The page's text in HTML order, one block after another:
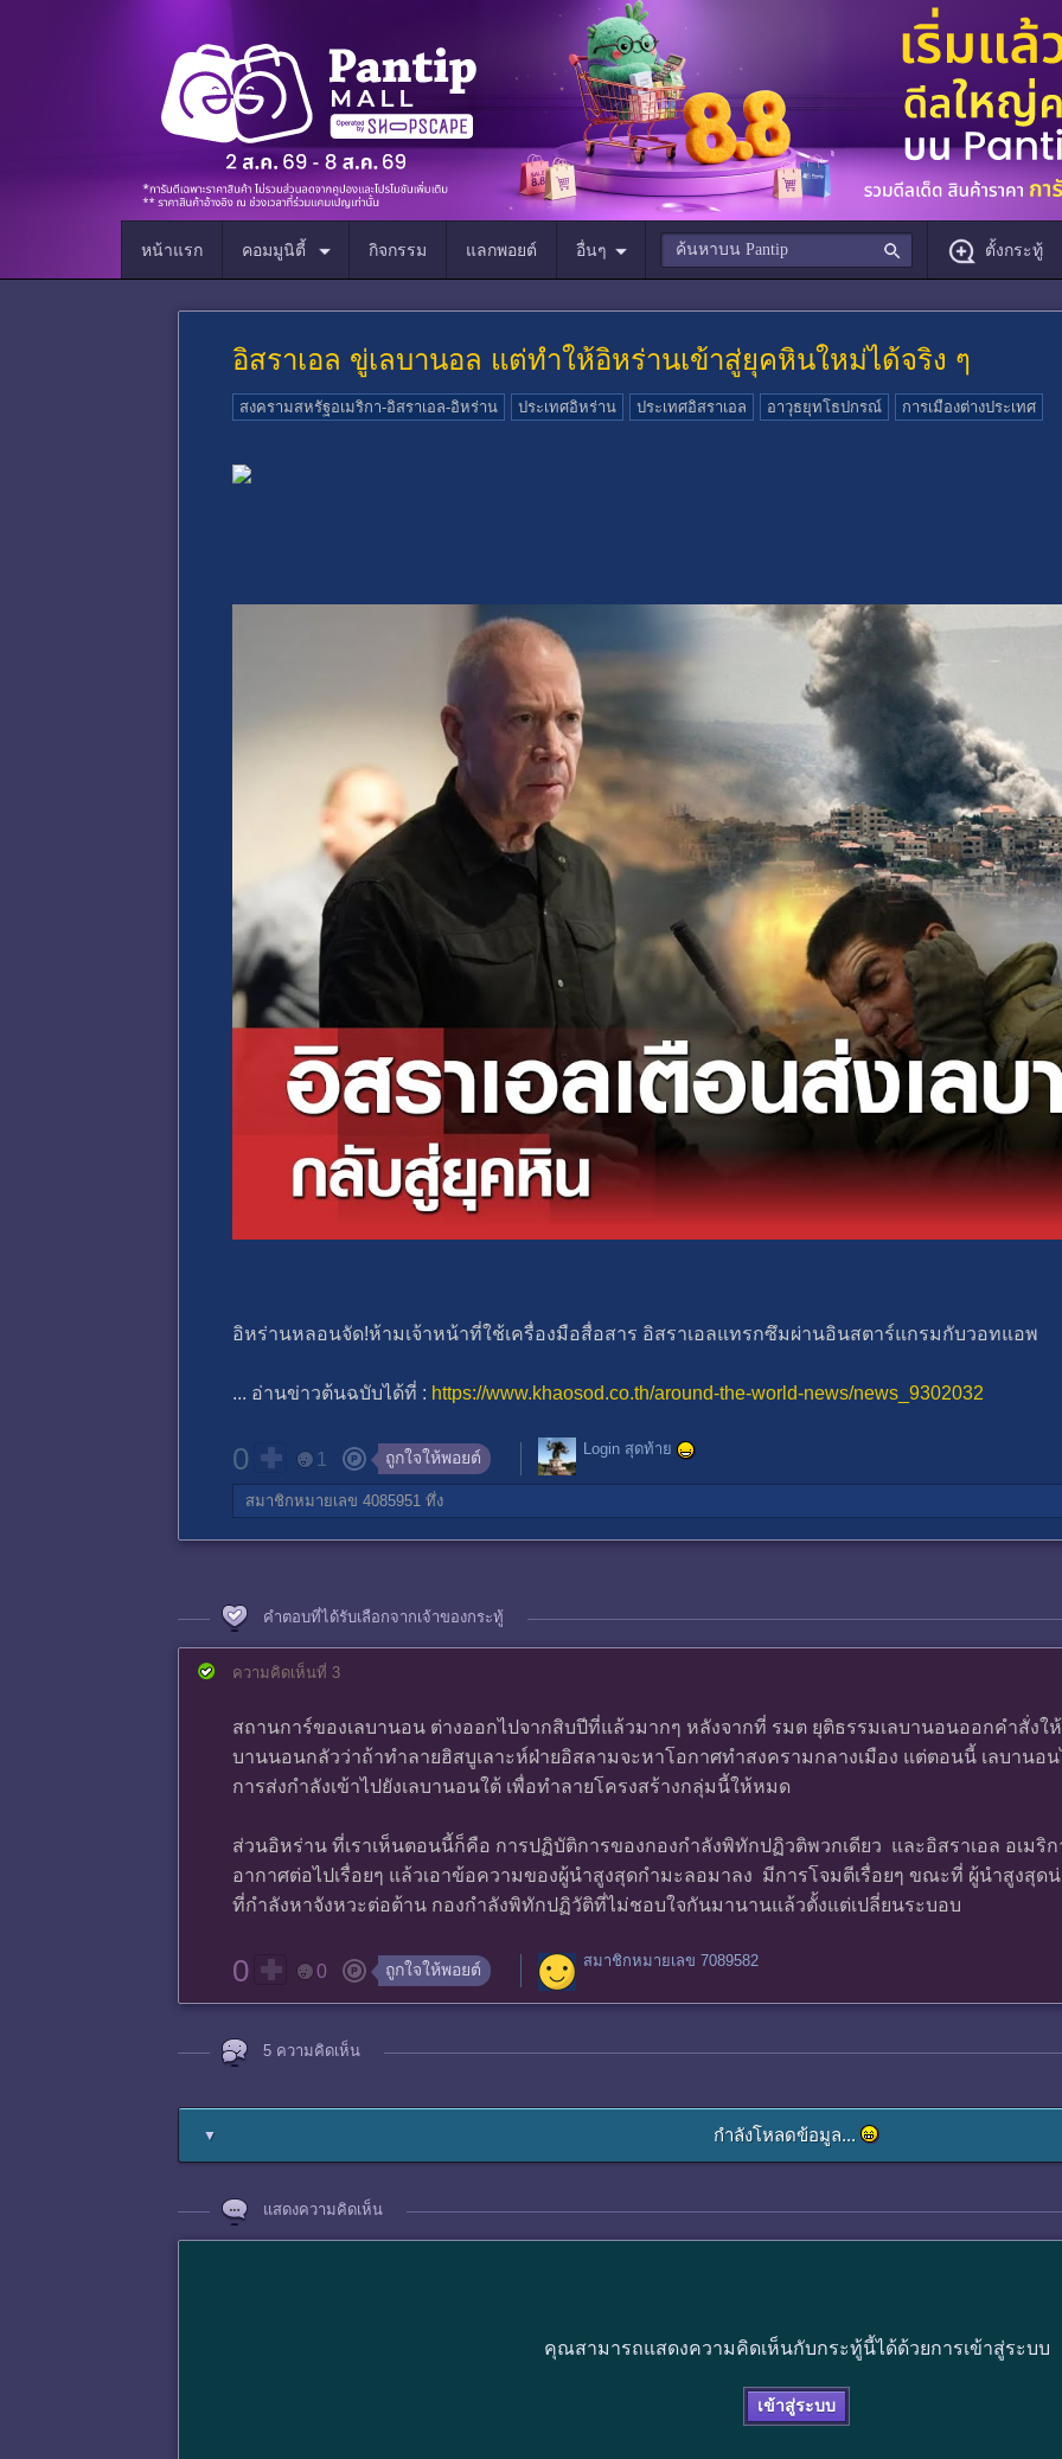
หน้าแรก คอมมูนิตี้ กิจกรรม แลกพอยต์ อื่นๆ ตั้งกระทู้
อิสราเอล ขู่เลบานอล แต่ทำให้อิหร่านเข้าสู่ยุคหินใหม่ได้จริง ๆ
สงครามสหรัฐอเมริกา-อิสราเอล-อิหร่าน ประเทศอิหร่าน ประเทศอิสราเอล อาวุธยุทโธปกรณ์ การเมืองต่างประเทศ
อิหร่านหลอนจัด!ห้ามเจ้าหน้าที่ใช้เครื่องมือสื่อสาร อิสราเอลแทรกซึมผ่านอินสตาร์แกรมกับวอทแอพ
... อ่านข่าวต้นฉบับได้ที่ : https://www.khaosod.co.th/around-the-world-news/news_9302032
0 1 ถูกใจให้พอยต์ Login สุดท้าย
สมาชิกหมายเลข 4085951 ทึ่ง
คำตอบที่ได้รับเลือกจากเจ้าของกระทู้
ความคิดเห็นที่ 3
สถานการ์ของเลบานอน ต่างออกไปจากสิบปีที่แล้วมากๆ หลังจากที่ รมต ยุติธรรมเลบานอนออกคำสั่งใ
บานนอนกลัวว่าถ้าทำลายฮิสบูเลาะห์ฝ่ายอิสลามจะหาโอกาศทำสงครามกลางเมือง แต่ตอนนี้ เลบานอ
การส่งกำลังเข้าไปยังเลบานอนใต้ เพื่อทำลายโครงสร้างกลุ่มนี้ให้หมด
ส่วนอิหร่าน ที่เราเห็นตอนนี้ก็คือ การปฏิบัติการของกองกำลังพิทักปฏิวติพวกเดียว และอิสราเอล อเมริ
อากาศต่อไปเรื่อยๆ แล้วเอาข้อความของผู้นำสูงสุดกำมะลอมาลง มีการโจมตีเรื่อยๆ ขณะที่ ผู้นำสูงสุด
ที่กำลังหาจังหวะต่อต้าน กองกำลังพิทักปฏิวัติที่ไม่ชอบใจกันมานานแล้วตั้งแต่เปลี่ยนระบอบ
0 0 ถูกใจให้พอยต์ สมาชิกหมายเลข 7089582
5 ความคิดเห็น
▼ กำลังโหลดข้อมูล...
แสดงความคิดเห็น
คุณสามารถแสดงความคิดเห็นกับกระทู้นี้ได้ด้วยการเข้าสู่ระบบ
เข้าสู่ระบบ